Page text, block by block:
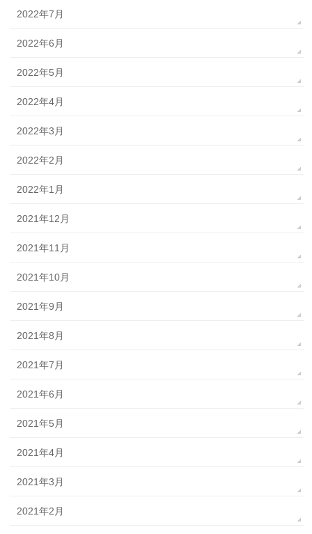
2022年7月
2022年6月
2022年5月
2022年4月
2022年3月
2022年2月
2022年1月
2021年12月
2021年11月
2021年10月
2021年9月
2021年8月
2021年7月
2021年6月
2021年5月
2021年4月
2021年3月
2021年2月